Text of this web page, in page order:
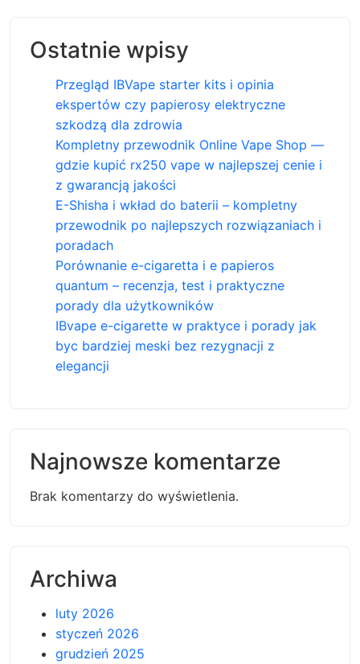
Ostatnie wpisy
Przegląd IBVape starter kits i opinia
ekspertów czy papierosy elektryczne
szkodzą dla zdrowia
Kompletny przewodnik Online Vape Shop —
gdzie kupić rx250 vape w najlepszej cenie i
z gwarancją jakości
E-Shisha i wkład do baterii – kompletny
przewodnik po najlepszych rozwiązaniach i
poradach
Porównanie e-cigaretta i e papieros
quantum – recenzja, test i praktyczne
porady dla użytkowników
IBvape e-cigarette w praktyce i porady jak
byc bardziej meski bez rezygnacji z
elegancji
Najnowsze komentarze
Brak komentarzy do wyświetlenia.
Archiwa
luty 2026
styczeń 2026
grudzień 2025